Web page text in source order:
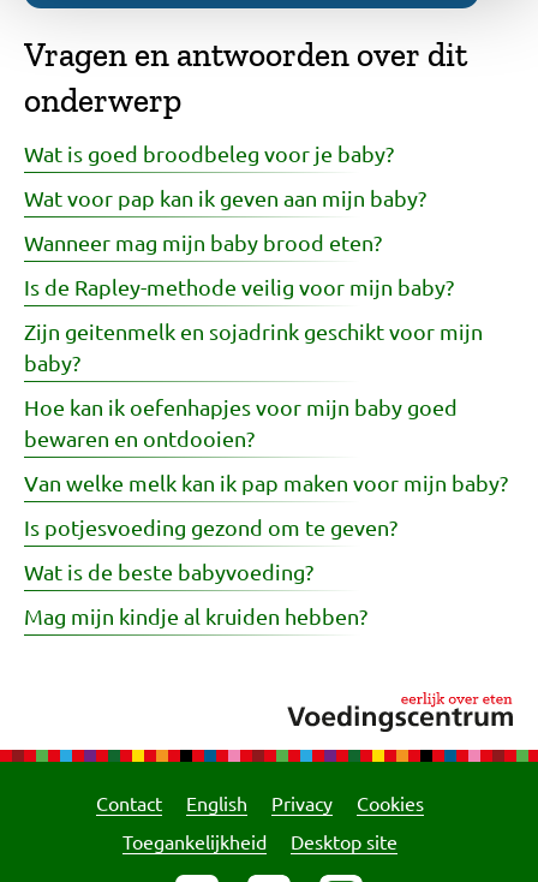
Vragen en antwoorden over dit
onderwerp
Wat is goed broodbeleg voor je baby?
Wat voor pap kan ik geven aan mijn baby?
Wanneer mag mijn baby brood eten?
Is de Rapley-methode veilig voor mijn baby?
Zijn geitenmelk en sojadrink geschikt voor mijn
baby?
Hoe kan ik oefenhapjes voor mijn baby goed
bewaren en ontdooien?
Van welke melk kan ik pap maken voor mijn baby?
Is potjesvoeding gezond om te geven?
Wat is de beste babyvoeding?
Mag mijn kindje al kruiden hebben?
Contact English Privacy
Cookies
Toegankelijkheid
Desktop site